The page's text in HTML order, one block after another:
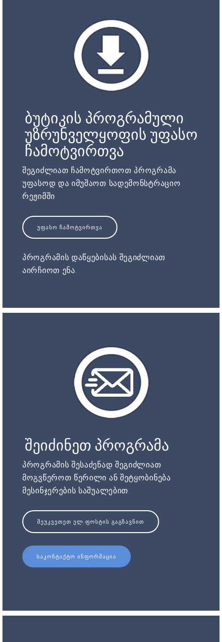
ბუტიკის პროგრამული
უზრუნველყოფის უფასო
ჩამოტვირთვა
შეგიძლიათ ჩამოტვირთოთ პროგრამა
უფასოდ და იმუშაოთ სადემონსტრაციო
რეჟიმში
ᲣᲤᲐᲡᲝ ᲩᲐᲛᲝᲢᲕᲘᲠᲗᲕᲐ
პროგრამის დაწყებისას შეგიძლიათ
აირჩიოთ ენა.
შეიძინეთ პროგრამა
პროგრამის შესაძენად შეგიძლიათ
მოგვწეროთ წერილი ან შეტყობინება
მესინჯერების საშუალებით
ᲨᲔᲣᲙᲕᲔᲗᲔᲗ ᲔᲚ.ᲤᲝᲡᲢᲘᲡ ᲒᲐᲒᲖᲐᲕᲜᲘᲗ
ᲡᲐᲙᲝᲜᲢᲐᲥᲢᲝ ᲘᲜᲤᲝᲠᲛᲐᲪᲘᲐ